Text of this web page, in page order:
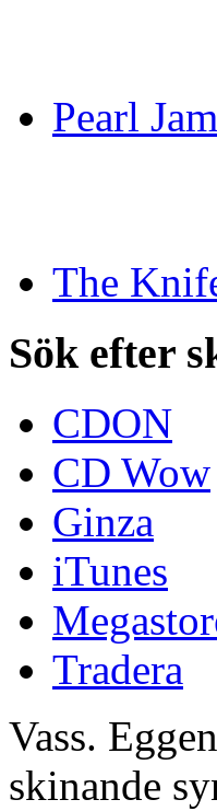
Pearl Jam
The
Sök efter
CDON
CD Wow
Ginza
iTunes
Tradera
Vass.
skinande